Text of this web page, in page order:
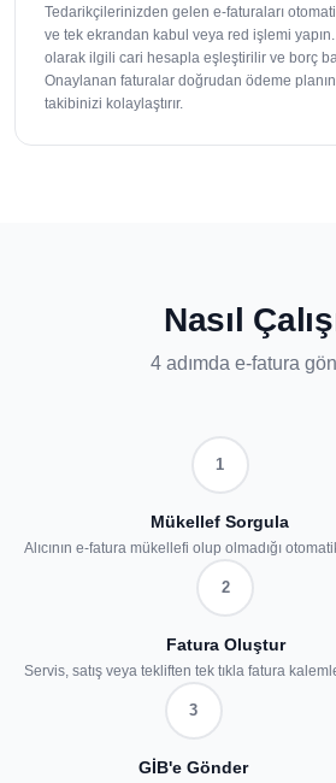
Tedarikçilerinizden gelen e-faturaları
ve tek ekrandan kabul veya red işlemi
olarak ilgili cari hesapla eşleştirilir ve borç
Onaylanan faturalar doğrudan ödeme
takibinizi kolaylaştırır.
Nasıl
4 adımda e-fatura
1
Mükellef Sorgula
Alıcının e-fatura mükellefi olup olmadığı
2
Fatura Oluştur
Servis, satış veya tekliften tek tıkla fatura
3
GİB'e Gönder